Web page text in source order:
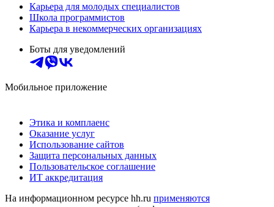
Карьера для молодых специалистов
Школа программистов
Карьера в некоммерческих организациях
Боты для уведомлений
Мобильное приложение
Этика и комплаенс
Оказание услуг
Использование сайтов
Защита персональных данных
Пользовательское соглашение
ИТ аккредитация
На информационном ресурсе hh.ru применяются